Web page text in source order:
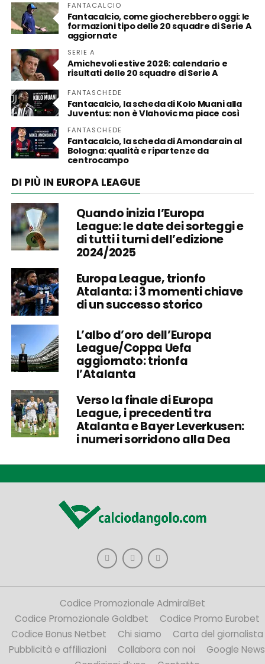
FANTACALCIO
Fantacalcio, come giocherebbero oggi: le
formazioni tipo delle 20 squadre di Serie A
aggiornate
SERIE A
Amichevoli estive 2026: calendario e
risultati delle 20 squadre di Serie A
FANTASCHEDE
Fantacalcio, la scheda di Kolo Muani alla
Juventus: non è Vlahovic ma piace così
FANTASCHEDE
Fantacalcio, la scheda di Amondarain al
Bologna: qualità e ripartenze da
centrocampo
DI PIÙ IN EUROPA LEAGUE
Quando inizia l’Europa
League: le date dei sorteggi e
di tutti i turni dell’edizione
2024/2025
Europa League, trionfo
Atalanta: i 3 momenti chiave
di un successo storico
L’albo d’oro dell’Europa
League/Coppa Uefa
aggiornato: trionfa
l’Atalanta
Verso la finale di Europa
League, i precedenti tra
Atalanta e Bayer Leverkusen:
i numeri sorridono alla Dea
Codice Promozionale AdmiralBet
Codice Promozionale Goldbet
Codice Promo Eurobet
Codice Bonus Netbet
Chi siamo
Carta del giornalista
Pubblicità e affiliazioni
Collabora con noi
Google News